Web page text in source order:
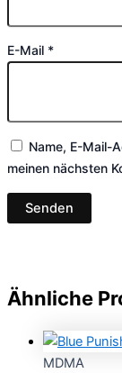
E-Mail *
Name, E-Mail-
meinen nächsten
Ähnliche
MDMA